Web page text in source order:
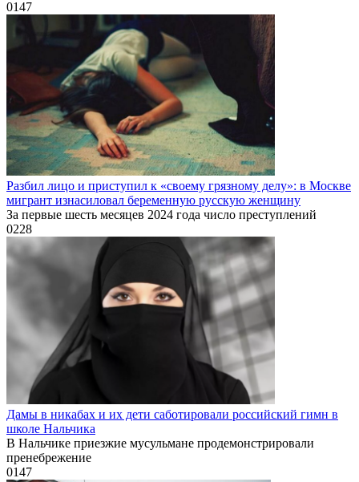
0147
Разбил лицо и приступил к «своему грязному делу»: в Москве
мигрант изнасиловал беременную русскую женщину
За первые шесть месяцев 2024 года число преступлений
0228
Дамы в никабах и их дети саботировали российский гимн в
школе Нальчика
В Нальчике приезжие мусульмане продемонстрировали
пренебрежение
0147